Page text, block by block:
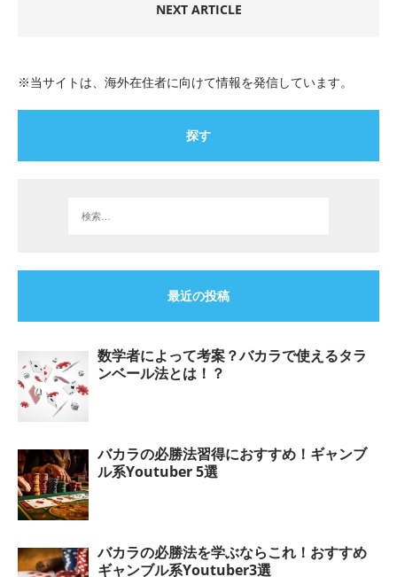
NEXT ARTICLE
※当サイトは、海外在住者に向けて情報を発信しています。
探す
最近の投稿
数学者によって考案？バカラで使えるタラ
ンベール法とは！？
バカラの必勝法習得におすすめ！ギャンブ
ル系Youtuber 5選
バカラの必勝法を学ぶならこれ！おすすめ
ギャンブル系Youtuber3選